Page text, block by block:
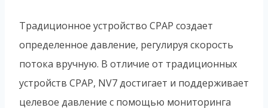
Традиционное устройство CPAP создает
определенное давление, регулируя скорость
потока вручную. В отличие от традиционных
устройств CPAP, NV7 достигает и поддерживает
целевое давление с помощью мониторинга